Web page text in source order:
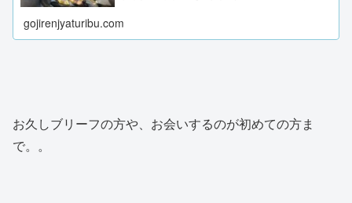
gojirenjyaturibu.com
お久しブリーフの方や、お会いするのが初めての方ま
で。。